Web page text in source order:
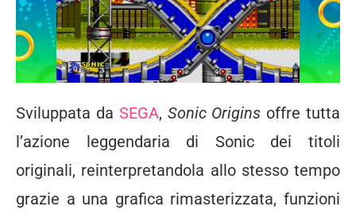
Sviluppata da SEGA, Sonic Origins offre tutta
l’azione leggendaria di Sonic dei titoli
originali, reinterpretandola allo stesso tempo
grazie a una grafica rimasterizzata, funzioni